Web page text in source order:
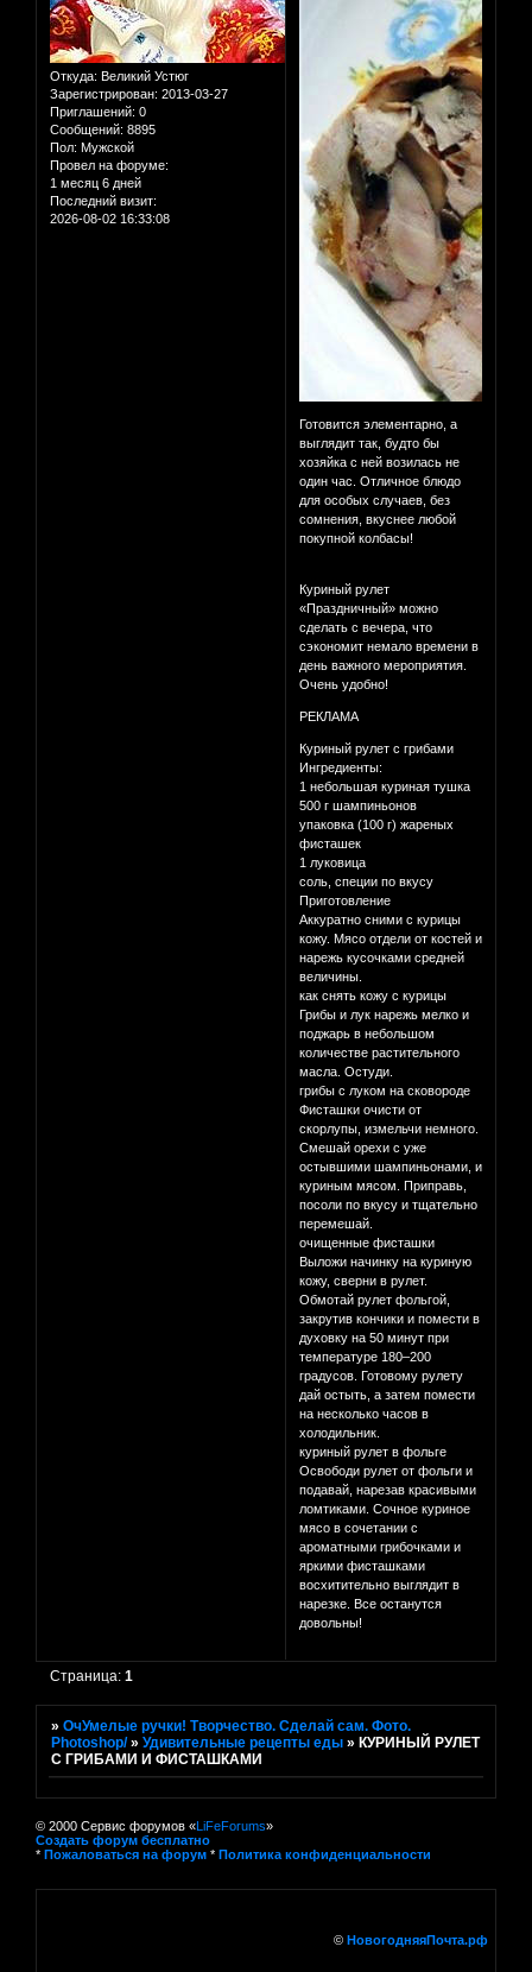
Откуда: Великий Устюг
Зарегистрирован: 2013-03-27
Приглашений: 0
Сообщений: 8895
Пол: Мужской
Провел на форуме:
1 месяц 6 дней
Последний визит:
2026-08-02 16:33:08
Готовится элементарно, а
выглядит так, будто бы
хозяйка с ней возилась не
один час. Отличное блюдо
для особых случаев, без
сомнения, вкуснее любой
покупной колбасы!
Куриный рулет
«Праздничный» можно
сделать с вечера, что
сэкономит немало времени в
день важного мероприятия.
Очень удобно!
РЕКЛАМА
Куриный рулет с грибами
Ингредиенты:
1 небольшая куриная тушка
500 г шампиньонов
упаковка (100 г) жареных
фисташек
1 луковица
соль, специи по вкусу
Приготовление
Аккуратно сними с курицы
кожу. Мясо отдели от костей и
нарежь кусочками средней
величины.
как снять кожу с курицы
Грибы и лук нарежь мелко и
поджарь в небольшом
количестве растительного
масла. Остуди.
грибы с луком на сковороде
Фисташки очисти от
скорлупы, измельчи немного.
Смешай орехи с уже
остывшими шампиньонами, и
куриным мясом. Приправь,
посоли по вкусу и тщательно
перемешай.
очищенные фисташки
Выложи начинку на куриную
кожу, сверни в рулет.
Обмотай рулет фольгой,
закрутив кончики и помести в
духовку на 50 минут при
температуре 180–200
градусов. Готовому рулету
дай остыть, а затем помести
на несколько часов в
холодильник.
куриный рулет в фольге
Освободи рулет от фольги и
подавай, нарезав красивыми
ломтиками. Сочное куриное
мясо в сочетании с
ароматными грибочками и
яркими фисташками
восхитительно выглядит в
нарезке. Все останутся
довольны!
Страница:1
»ОчУмелые ручки! Творчество. Сделай сам. Фото.
Photoshop/ »Удивительные рецепты еды »КУРИНЫЙ РУЛЕТ
С ГРИБАМИ И ФИСТАШКАМИ
© 2000 Сервис форумов «LiFeForums»
Создать форум бесплатно
* Пожаловаться на форум * Политика конфиденциальности
© НовогодняяПочта.рф